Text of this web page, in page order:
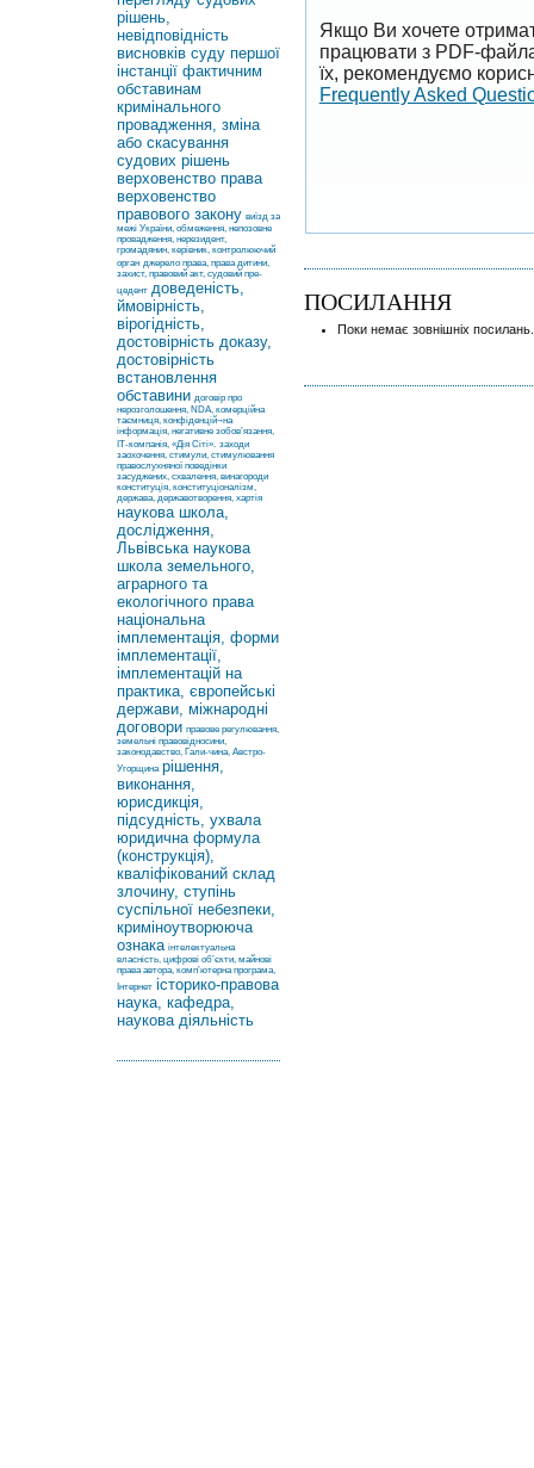
рішень,
невідповідність
висновків суду першої
інстанції фактичним
обставинам
кримінального
провадження, зміна
або скасування
судових рішень
верховенство права
верховенство
правового закону виїзд за
межі України, обмеження, непозовне
провадження, нерезидент,
громадянин, керівник, контролюючий
орган джерело права, права дитини,
захист, правовий акт, судовий пре-
цедент доведеність,
ймовірність,
вірогідність,
достовірність доказу,
достовірність
встановлення
обставини договір про
нерозголошення, NDA, комерційна
таємниця, конфіденцій¬на
інформація, негативне зобов’язання,
ІТ-компанія, «Дія Сіті». заходи
заохочення, стимули, стимулювання
правослухняної поведінки
засуджених, схвалення, винагороди
конституція, конституціоналізм,
держава, державотворення, хартія
наукова школа,
дослідження,
Львівська наукова
школа земельного,
аграрного та
екологічного права
національна
імплементація, форми
імплементації,
імплементацій на
практика, європейські
держави, міжнародні
договори правове регулювання,
земельні правовідносини,
законодавство, Гали-чина, Австро-
Угорщина рішення,
виконання,
юрисдикція,
підсудність, ухвала
юридична формула
(конструкція),
кваліфікований склад
злочину, ступінь
суспільної небезпеки,
криміноутворююча
ознака інтелектуальна
власність, цифрові об’єкти, майнові
права автора, комп’ютерна програма,
Інтернет історико-правова
наука, кафедра,
наукова діяльність
Якщо Ви хочете
працювати з PDF-
їх, рекомендуємо
Frequently Asked
ПОСИЛАННЯ
Поки немає зовнішніх посилань.